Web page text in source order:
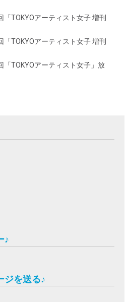
TOKYOアーティスト女子 増刊
TOKYOアーティスト女子 増刊
TOKYOアーティスト女子」放
♪
ジを送る♪